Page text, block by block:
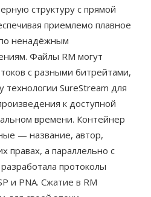
структуру с прямой
приемлемо плавное
ненадёжным
Файлы RM могут
с разными битрейтами,
технологии SureStream для
к доступной
времени. Контейнер
— название, автор,
правах, а параллельно с
протоколы
и PNA. Сжатие в RM